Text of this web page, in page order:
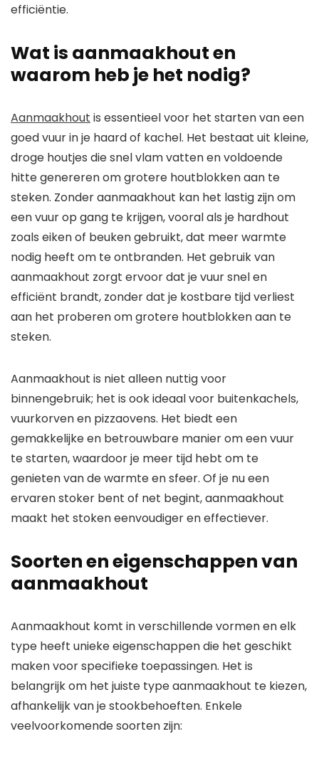
efficiëntie.
Wat is aanmaakhout en
waarom heb je het nodig?
Aanmaakhout is essentieel voor het starten van een
goed vuur in je haard of kachel. Het bestaat uit kleine,
droge houtjes die snel vlam vatten en voldoende
hitte genereren om grotere houtblokken aan te
steken. Zonder aanmaakhout kan het lastig zijn om
een vuur op gang te krijgen, vooral als je hardhout
zoals eiken of beuken gebruikt, dat meer warmte
nodig heeft om te ontbranden. Het gebruik van
aanmaakhout zorgt ervoor dat je vuur snel en
efficiënt brandt, zonder dat je kostbare tijd verliest
aan het proberen om grotere houtblokken aan te
steken.
Aanmaakhout is niet alleen nuttig voor
binnengebruik; het is ook ideaal voor buitenkachels,
vuurkorven en pizzaovens. Het biedt een
gemakkelijke en betrouwbare manier om een vuur
te starten, waardoor je meer tijd hebt om te
genieten van de warmte en sfeer. Of je nu een
ervaren stoker bent of net begint, aanmaakhout
maakt het stoken eenvoudiger en effectiever.
Soorten en eigenschappen van
aanmaakhout
Aanmaakhout komt in verschillende vormen en elk
type heeft unieke eigenschappen die het geschikt
maken voor specifieke toepassingen. Het is
belangrijk om het juiste type aanmaakhout te kiezen,
afhankelijk van je stookbehoeften. Enkele
veelvoorkomende soorten zijn: